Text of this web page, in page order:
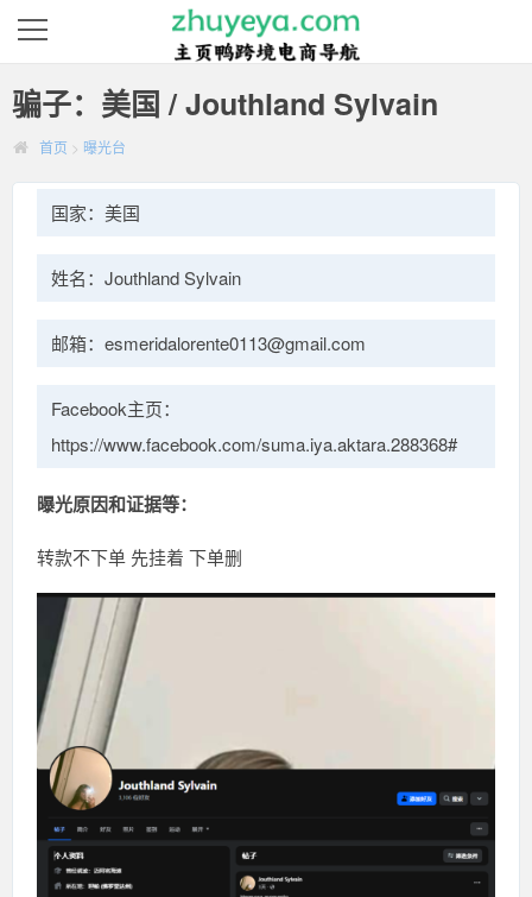
骗子：美国 / Jouthland Sylvain
首页 > 曝光台
国家：美国
姓名：Jouthland Sylvain
邮箱：esmeridalorente0113@gmail.com
Facebook主页：
https://www.facebook.com/suma.iya.aktara.288368#
曝光原因和证据等：
转款不下单 先挂着 下单删